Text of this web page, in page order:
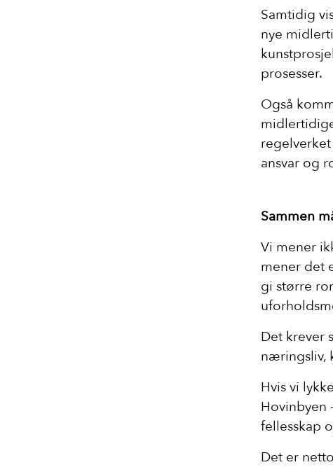
Samtidig
nye
prosesser.
Også
ansvar og
Sammen
Vi mener
mener det
gi større
Det krever
næringsliv,
Hvis vi
Hovinbyen
fellesskap
Det er